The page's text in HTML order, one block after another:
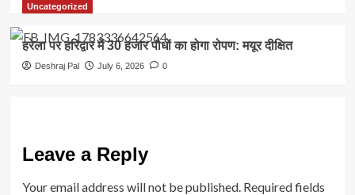
Uncategorized
हरेला पर हरिद्वार में 30 हजार पौधों का होगा रोपण: मयूर दीक्षित
Deshraj Pal July 6, 2026 0
Leave a Reply
Your email address will not be published. Required fields